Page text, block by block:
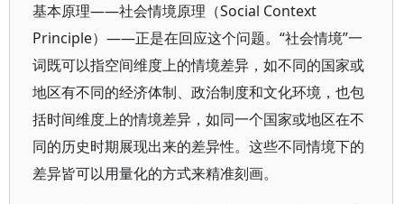
基本原理——社会情境原理（Social Context
Principle）——正是在回应这个问题。“社会情境”一
词既可以指空间维度上的情境差异，如不同的国家或
地区有不同的经济体制、政治制度和文化环境，也包
括时间维度上的情境差异，如同一个国家或地区在不
同的历史时期展现出来的差异性。这些不同情境下的
差异皆可以用量化的方式来精准刻画。